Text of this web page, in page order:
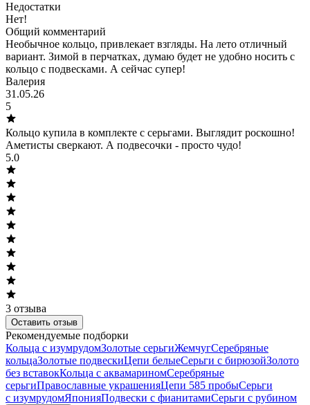
Недостатки
Нет!
Общий комментарий
Необычное кольцо, привлекает взгляды. На лето отличный
вариант. Зимой в перчатках, думаю будет не удобно носить с
кольцо с подвесками. А сейчас супер!
Валерия
31.05.26
5
Кольцо купила в комплекте с серьгами. Выглядит роскошно!
Аметисты сверкают. А подвесочки - просто чудо!
5.0
3 отзыва
Оставить отзыв
Рекомендуемые подборки
Кольца с изумрудомЗолотые серьгиЖемчугСеребряные
кольцаЗолотые подвескиЦепи белыеСерьги с бирюзойЗолото
без вставокКольца с аквамариномСеребряные
серьгиПравославные украшенияЦепи 585 пробыСерьги
с изумрудомЯпонияПодвески с фианитамиСерьги с рубином